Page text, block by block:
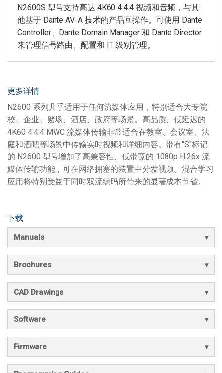
N2600S 型号支持高达 4K60 4:4:4 视频和音频，与其
他基于 Dante AV-A 技术的产品互操作。可使用 Dante
Controller、Dante Domain Manager 和 Dante Director
来管理信号路由、配置和 IT 级别管理。
更多详情
N2600 系列几乎适用于任何流媒体应用，特别适合大专院
校、企业、赌场、酒店、政府等场景。高品质、低延迟的
4K60 4:4:4 MWC 流媒体传输非常适合在教室、会议室、法
庭和酒吧等场景中传输实时视频和详细内容。带有"S"标记
的 N2600 型号增加了高兼容性、低带宽的 1080p H.26x 流
媒体传输功能，可在网络拥塞的装置中分发视频。混合学习
应用将特别受益于同时双流编码所带来的显著成本节省。
下载
Manuals
Brochures
CAD Drawings
Software
Firmware